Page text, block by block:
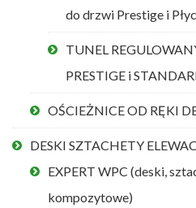
do drzwi Prestige i
TUNEL
PRESTIGE i
OŚCIEŻNICE OD RĘKI
DESKI SZTACHETY
EXPERT WPC (deski,
kompozytowe)